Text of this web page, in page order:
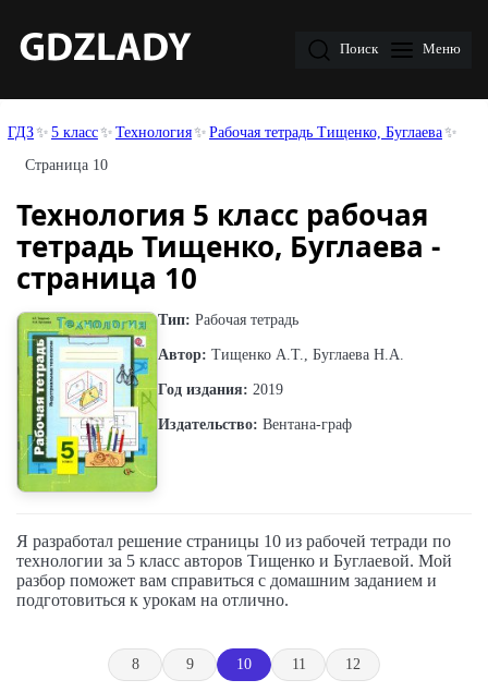
Поиск Меню
ГДЗ 5 класс Технология
Рабочая тетрадь Тищенко, Буглаева
Страница 10
Технология 5 класс рабочая
тетрадь Тищенко, Буглаева -
страница 10
Тип: Рабочая тетрадь
Автор: Тищенко А.Т., Буглаева Н.А.
Год издания: 2019
Издательство: Вентана-граф
Я разработал решение страницы 10 из рабочей тетради по
технологии за 5 класс авторов Тищенко и Буглаевой. Мой
разбор поможет вам справиться с домашним заданием и
подготовиться к урокам на отлично.
8 9 10 11 12